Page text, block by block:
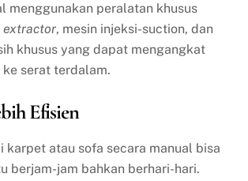
menggunakan peralatan khusus
extractor, mesin injeksi-suction, dan
khusus yang dapat mengangkat
serat terdalam.
Efisien
karpet atau sofa secara manual bisa
berjam-jam bahkan berhari-hari.